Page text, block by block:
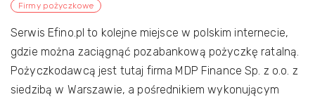
Firmy pożyczkowe
Serwis Efino.pl to kolejne miejsce w polskim internecie,
gdzie można zaciągnąć pozabankową pożyczkę ratalną.
Pożyczkodawcą jest tutaj firma MDP Finance Sp. z o.o. z
siedzibą w Warszawie, a pośrednikiem wykonującym